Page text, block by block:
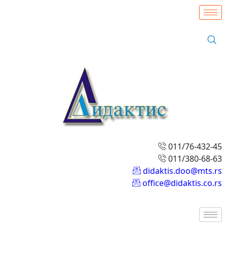
011/76-432-45
011/380-68-63
didaktis.doo@mts.rs
office@didaktis.co.rs